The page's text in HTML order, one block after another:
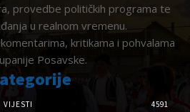
provedbe političkih programa te
u realnom vremenu.
kritikama i pohvalama
Posavske.
VIJESTI
4591